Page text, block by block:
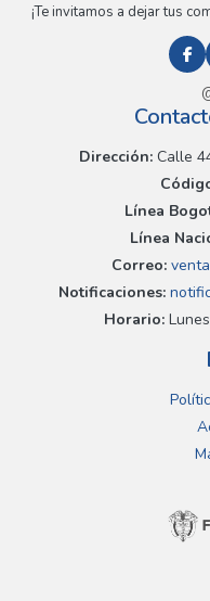
¡Te invitamos a dejar tus
Dirección:Calle
Línea
Línea
Correo:
Notificaciones:
Horario:Lunes